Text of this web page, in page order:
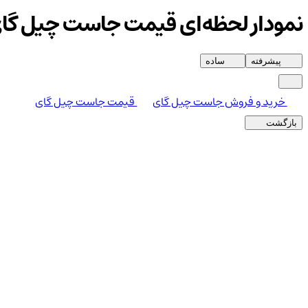
نمودار لحظه‌ای قیمت جاست چیل
پیشرفته ساده
خرید و فروش جاست چیل گای قیمت جاست چیل گای
بازگشت